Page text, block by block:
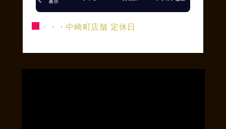
■ ・・・中崎町店舗 定休日